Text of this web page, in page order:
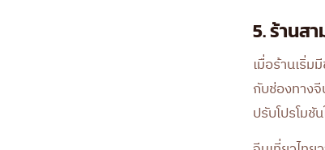
5. ร้านส
เมื่อร้านเริ่
กับช่องทาง
ปรับโปรโม